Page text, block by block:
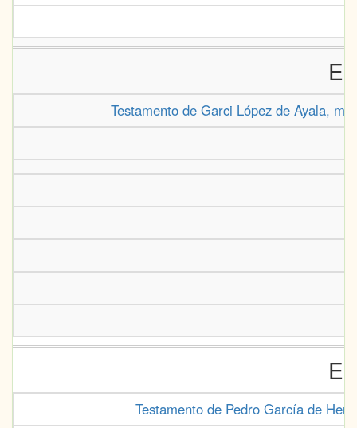
Testamento de Garci López de Ayala,
Testamento de Pedro García de